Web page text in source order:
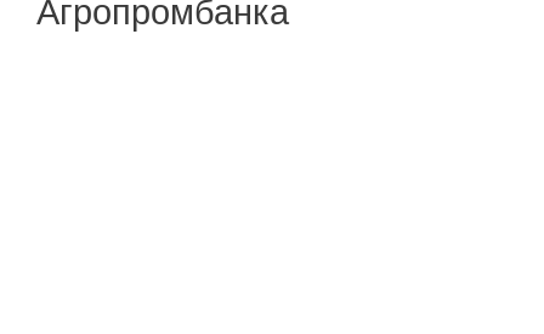
Агропромбанка